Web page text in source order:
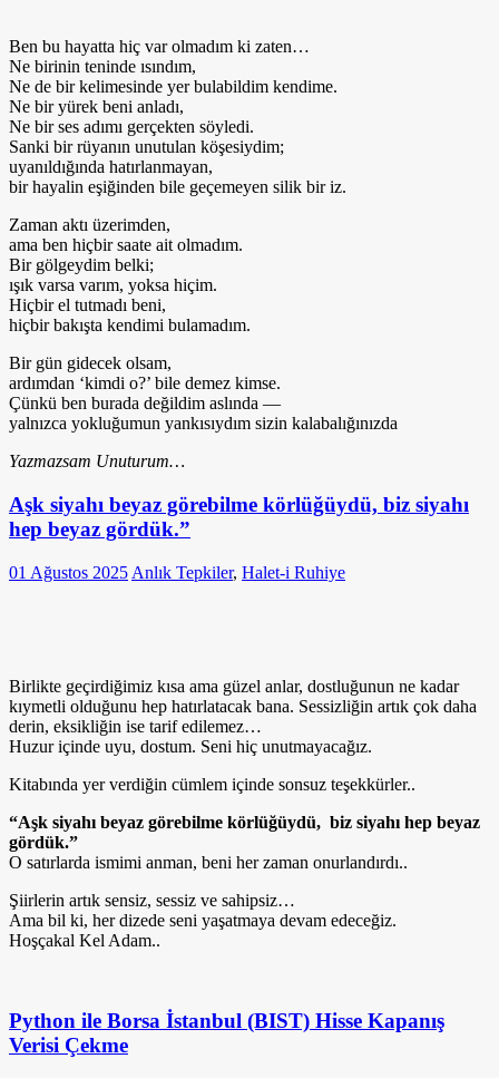
Ben bu hayatta hiç var olmadım ki zaten…
Ne birinin teninde ısındım,
Ne de bir kelimesinde yer bulabildim kendime.
Ne bir yürek beni anladı,
Ne bir ses adımı gerçekten söyledi.
Sanki bir rüyanın unutulan köşesiydim;
uyanıldığında hatırlanmayan,
bir hayalin eşiğinden bile geçemeyen silik bir iz.
Zaman aktı üzerimden,
ama ben hiçbir saate ait olmadım.
Bir gölgeydim belki;
ışık varsa varım, yoksa hiçim.
Hiçbir el tutmadı beni,
hiçbir bakışta kendimi bulamadım.
Bir gün gidecek olsam,
ardımdan ‘kimdi o?’ bile demez kimse.
Çünkü ben burada değildim aslında —
yalnızca yokluğumun yankısıydım sizin kalabalığınızda
Yazmazsam Unuturum…
Aşk siyahı beyaz görebilme körlüğüydü, biz siyahı
hep beyaz gördük.”
01 Ağustos 2025 Anlık Tepkiler, Halet-i Ruhiye
Birlikte geçirdiğimiz kısa ama güzel anlar, dostluğunun ne kadar
kıymetli olduğunu hep hatırlatacak bana. Sessizliğin artık çok daha
derin, eksikliğin ise tarif edilemez…
Huzur içinde uyu, dostum. Seni hiç unutmayacağız.
Kitabında yer verdiğin cümlem içinde sonsuz teşekkürler..
“Aşk siyahı beyaz görebilme körlüğüydü, biz siyahı hep beyaz
gördük.”
O satırlarda ismimi anman, beni her zaman onurlandırdı..
Şiirlerin artık sensiz, sessiz ve sahipsiz…
Ama bil ki, her dizede seni yaşatmaya devam edeceğiz.
Hoşçakal Kel Adam..
Python ile Borsa İstanbul (BIST) Hisse Kapanış
Verisi Çekme